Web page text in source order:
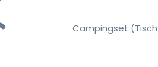
Campingset (Tisch